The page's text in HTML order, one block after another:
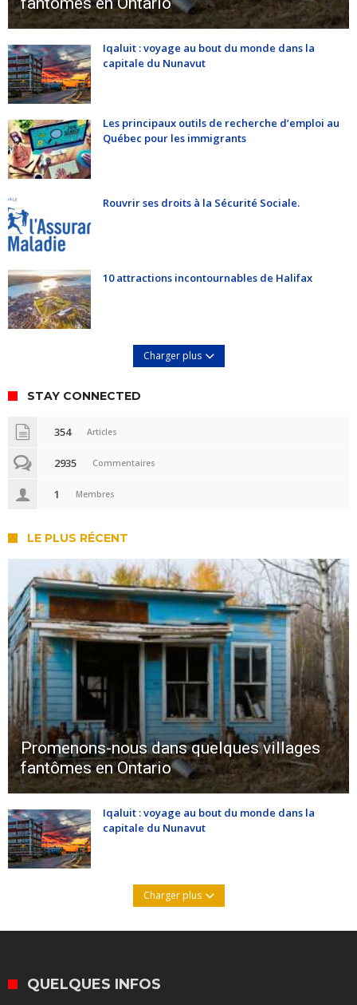
Iqaluit : voyage au bout du monde dans la
capitale du Nunavut
Les principaux outils de recherche d’emploi au
Québec pour les immigrants
Rouvrir ses droits à la Sécurité Sociale.
10 attractions incontournables de Halifax
Charger plus
STAY CONNECTED
354 Articles
2935 Commentaires
1 Membres
LE PLUS RÉCENT
Promenons-nous dans quelques villages
fantômes en Ontario
Iqaluit : voyage au bout du monde dans la
capitale du Nunavut
Charger plus
QUELQUES INFOS